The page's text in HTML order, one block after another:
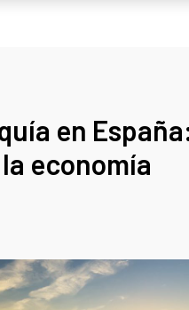
en
economía